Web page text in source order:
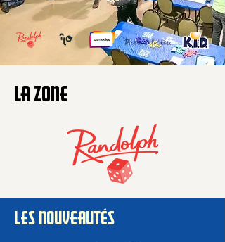
LA ZONE
LES NOUVEAUTÉS